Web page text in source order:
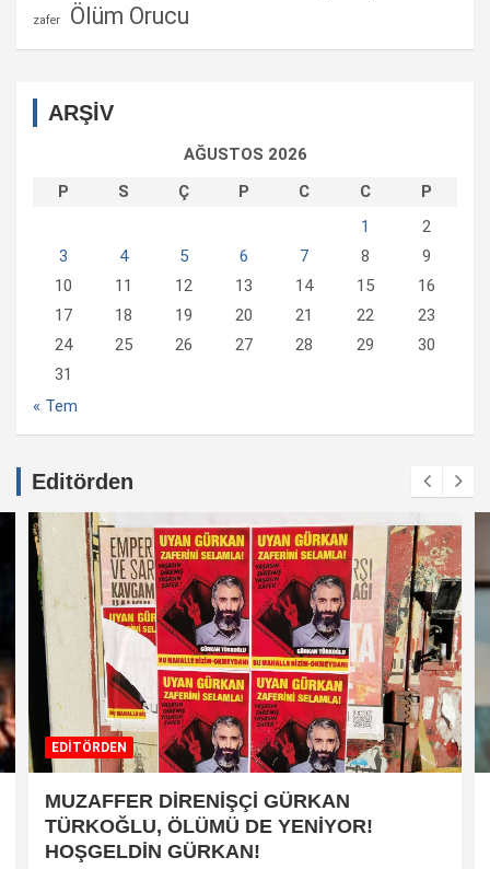
zafer Ölüm Orucu
ARŞİV
AĞUSTOS 2026
P
S Ç P C C
P
1
2
3
4 5 6 7 8
9
10
11 12 13 14 15
16
17
18 19 20 21 22
23
24
25 26 27 28 29
30
31
« Tem
Editörden
EDİTÖRDEN
MUZAFFER DİRENİŞÇİ GÜRKAN
TÜRKOĞLU, ÖLÜMÜ DE YENİYOR!
HOŞGELDİN GÜRKAN!